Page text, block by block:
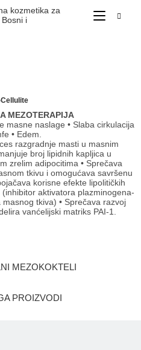
MEZOTERAPIJA
masne naslage • Slaba cirkulacija
• Edem.
razgradnje masti u masnim
broj lipidnih kapljica u
zrelim adipocitima • Sprečava
tkivu i omogućava savršenu
korisne efekte lipolitičkih
aktivatora plazminogena-
tkiva) • Sprečava razvoj
vanćelijski matriks PAI-1.
MEZOKOKTELI
PROIZVODI